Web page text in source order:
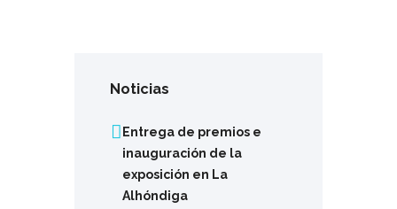
Noticias
Entrega de premios e
inauguración de la
exposición en La
Alhóndiga